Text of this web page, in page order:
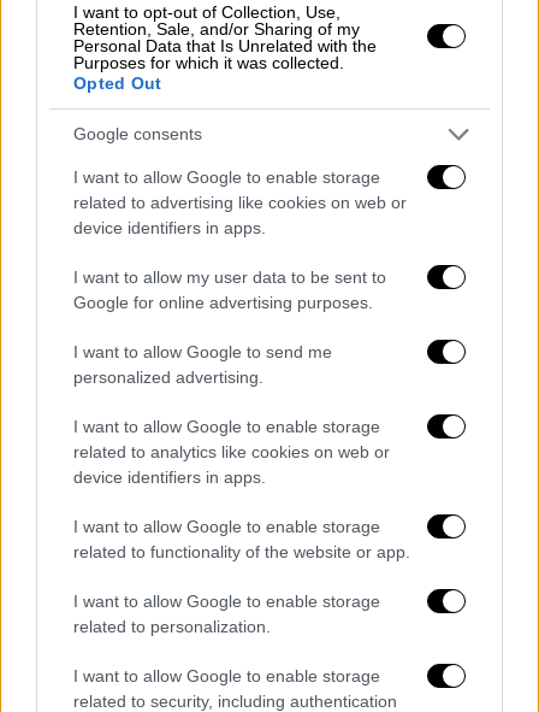
I want to opt-out of Collection, Use,
Retention, Sale, and/or Sharing of my
Personal Data that Is Unrelated with the
Purposes for which it was collected.
Opted Out
Google consents
I want to allow Google to enable storage
related to advertising like cookies on web or
device identifiers in apps.
I want to allow my user data to be sent to
Google for online advertising purposes.
I want to allow Google to send me
personalized advertising.
I want to allow Google to enable storage
related to analytics like cookies on web or
device identifiers in apps.
I want to allow Google to enable storage
related to functionality of the website or app.
I want to allow Google to enable storage
related to personalization.
I want to allow Google to enable storage
related to security, including authentication
ώστε η Μόσχα «να έρθει κοντά στο δυτικό
σύστημα αξιών και να μην αφεθεί στο
Πεκίνο». Δεν παρέλειψε να σχολιάσει «την
ανικανότητα του ΟΗΕ».
Στη συνέχεια, ο αντιπρόεδρος της ιταλικής
κυβέρνησης δεν δίστασε να επιτεθεί στην
ίδια του την κυβέρνηση! Υπερασπίστηκε τη
και σχολίασε αρνητικά το ότι η χώρα του δεν
έχει αναγνωρίσει επίσημα τον
αυτοανακηρυχθέντα πρόεδρο της
Βενεζουέλας, Χουάν Γκουαϊδό. «Αν ήταν στο
χέρι μου, θα τον είχα ήδη αναγνωρίσει»
ανέφερε χαρακτηριστικά.
Τέλος, εξέφρασε την επιθυμία του να γίνει η
Ιταλία ο στενότερος Ευρωπαίος σύμμαχος
των ΗΠΑ. Ο θαυμασμός του για τον Τραμπ
είναι γνωστός, καθώς ήταν από τους
πρώτους πολιτικούς που τον υποστήριξε
εκστρατείας το 2016.